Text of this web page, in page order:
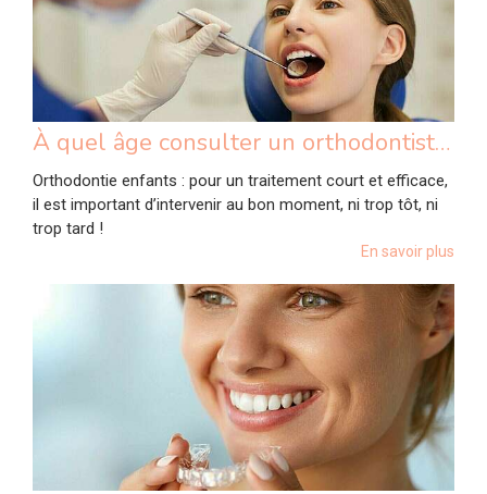
À quel âge consulter un orthodontiste ?
Orthodontie enfants : pour un traitement court et efficace,
il est important d’intervenir au bon moment, ni trop tôt, ni
trop tard !
En savoir plus